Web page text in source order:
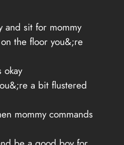
sit for mommy
the floor you&;re
a bit flustered
mommy commands